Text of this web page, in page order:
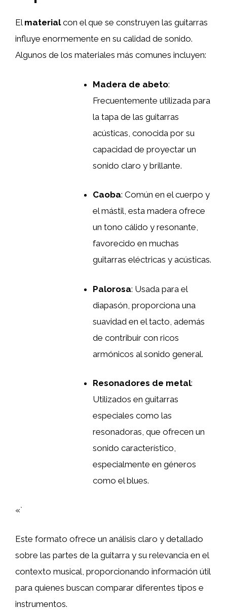
El materialcon el que se construyen las guitarras
influye enormemente en su calidad de sonido.
Algunos de los materiales más comunes incluyen:
Madera de abeto:
Frecuentemente utilizada para
la tapa de las guitarras
acústicas, conocida por su
capacidad de proyectar un
sonido claro y brillante.
Caoba: Común en el cuerpo y
el mástil, esta madera ofrece
un tono cálido y resonante,
favorecido en muchas
guitarras eléctricas y acústicas.
Palorosa: Usada para el
diapasón, proporciona una
suavidad en el tacto, además
de contribuir con ricos
armónicos al sonido general.
Resonadores de metal:
Utilizados en guitarras
especiales como las
resonadoras, que ofrecen un
sonido característico,
especialmente en géneros
como el blues.
«`
Este formato ofrece un análisis claro y detallado
sobre las partes de la guitarra y su relevancia en el
contexto musical, proporcionando información útil
para quienes buscan comparar diferentes tipos e
instrumentos.